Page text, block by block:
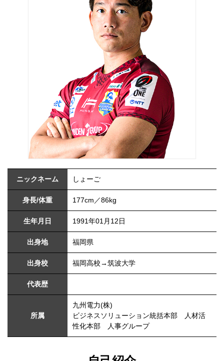
ニックネーム しょーご
身長/体重 177cm／86kg
生年月日 1991年01月12日
出身地 福岡県
出身校 福岡高校→筑波大学
代表歴
所属
九州電力(株)
ビジネスソリューション統括本部 人材活
性化本部 人事グループ